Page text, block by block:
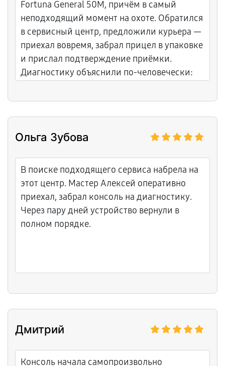
Fortuna General 50M, причём в самый
неподходящий момент на охоте. Обратился
в сервисный центр, предложили курьера —
приехал вовремя, забрал прицел в упаковке
и прислал подтверждение приёмки.
Диагностику объяснили по-человечески:
это проявлялось на холоде. Всё согласовали
идеально, картинка стабильная, фокус
Ольга Зубова
В поиске подходящего сервиса набрела на
этот центр. Мастер Алексей оперативно
приехал, забрал консоль на диагностику.
Через пару дней устройство вернули в
полном порядке.
Дмитрий
Консоль начала самопроизвольно